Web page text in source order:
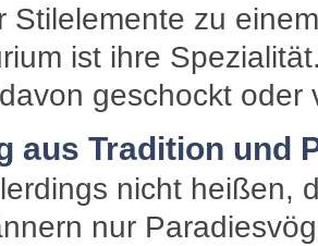
Stilelemente zu
ist ihre
geschockt oder
aus Tradition und
nicht heißen,
nur